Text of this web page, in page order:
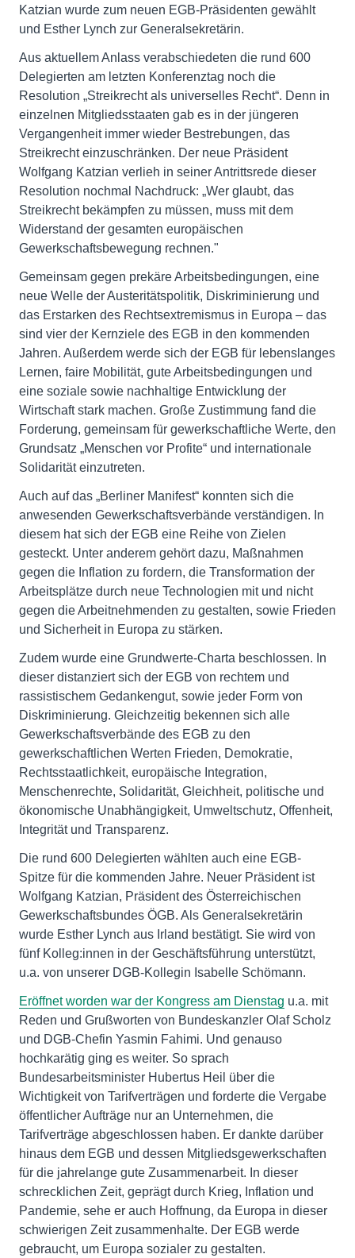
Katzian wurde zum neuen EGB-Präsidenten gewählt
und Esther Lynch zur Generalsekretärin.
Aus aktuellem Anlass verabschiedeten die rund 600
Delegierten am letzten Konferenztag noch die
Resolution „Streikrecht als universelles Recht“. Denn in
einzelnen Mitgliedsstaaten gab es in der jüngeren
Vergangenheit immer wieder Bestrebungen, das
Streikrecht einzuschränken. Der neue Präsident
Wolfgang Katzian verlieh in seiner Antrittsrede dieser
Resolution nochmal Nachdruck: „Wer glaubt, das
Streikrecht bekämpfen zu müssen, muss mit dem
Widerstand der gesamten europäischen
Gewerkschaftsbewegung rechnen."
Gemeinsam gegen prekäre Arbeitsbedingungen, eine
neue Welle der Austeritätspolitik, Diskriminierung und
das Erstarken des Rechtsextremismus in Europa – das
sind vier der Kernziele des EGB in den kommenden
Jahren. Außerdem werde sich der EGB für lebenslanges
Lernen, faire Mobilität, gute Arbeitsbedingungen und
eine soziale sowie nachhaltige Entwicklung der
Wirtschaft stark machen. Große Zustimmung fand die
Forderung, gemeinsam für gewerkschaftliche Werte, den
Grundsatz „Menschen vor Profite“ und internationale
Solidarität einzutreten.
Auch auf das „Berliner Manifest“ konnten sich die
anwesenden Gewerkschaftsverbände verständigen. In
diesem hat sich der EGB eine Reihe von Zielen
gesteckt. Unter anderem gehört dazu, Maßnahmen
gegen die Inflation zu fordern, die Transformation der
Arbeitsplätze durch neue Technologien mit und nicht
gegen die Arbeitnehmenden zu gestalten, sowie Frieden
und Sicherheit in Europa zu stärken.
Zudem wurde eine Grundwerte-Charta beschlossen. In
dieser distanziert sich der EGB von rechtem und
rassistischem Gedankengut, sowie jeder Form von
Diskriminierung. Gleichzeitig bekennen sich alle
Gewerkschaftsverbände des EGB zu den
gewerkschaftlichen Werten Frieden, Demokratie,
Rechtsstaatlichkeit, europäische Integration,
Menschenrechte, Solidarität, Gleichheit, politische und
ökonomische Unabhängigkeit, Umweltschutz, Offenheit,
Integrität und Transparenz.
Die rund 600 Delegierten wählten auch eine EGB-
Spitze für die kommenden Jahre. Neuer Präsident ist
Wolfgang Katzian, Präsident des Österreichischen
Gewerkschaftsbundes ÖGB. Als Generalsekretärin
wurde Esther Lynch aus Irland bestätigt. Sie wird von
fünf Kolleg:innen in der Geschäftsführung unterstützt,
u.a. von unserer DGB-Kollegin Isabelle Schömann.
Eröffnet worden war der Kongress am Dienstag u.a. mit
Reden und Grußworten von Bundeskanzler Olaf Scholz
und DGB-Chefin Yasmin Fahimi. Und genauso
hochkarätig ging es weiter. So sprach
Bundesarbeitsminister Hubertus Heil über die
Wichtigkeit von Tarifverträgen und forderte die Vergabe
öffentlicher Aufträge nur an Unternehmen, die
Tarifverträge abgeschlossen haben. Er dankte darüber
hinaus dem EGB und dessen Mitgliedsgewerkschaften
für die jahrelange gute Zusammenarbeit. In dieser
schrecklichen Zeit, geprägt durch Krieg, Inflation und
Pandemie, sehe er auch Hoffnung, da Europa in dieser
schwierigen Zeit zusammenhalte. Der EGB werde
gebraucht, um Europa sozialer zu gestalten.